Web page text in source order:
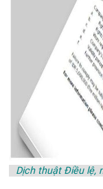
Dịch thuật Điều lệ,